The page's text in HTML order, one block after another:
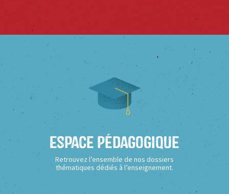
Espace Pédagogique
Retrouvez l’ensemble de nos dossiers
thématiques dédiés à l’enseignement.